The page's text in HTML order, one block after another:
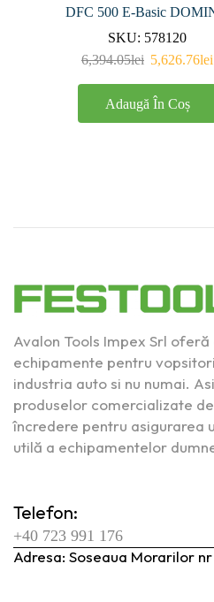
DFC 500 E-Basic
SKU: 578120
6,394.05lei 5,626.76lei
Adaugă În Coș
Avalon Tools Impex Srl
echipamente pentru
industria auto si nu numai.
produselor comercializate
încredere pentru asigurarea
utilă a echipamentelor
Telefon:
+40 723 991 176
Adresa: Soseaua Morarilor nr